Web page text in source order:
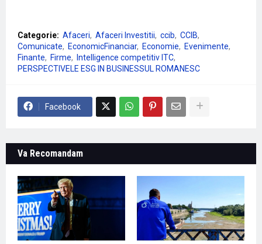
Categorie: Afaceri Afaceri Investitii ccib
CCIB
Comunicate
EconomicFinanciar Economie
Evenimente
Finante
Firme
Intelligence competitiv ITC
PERSPECTIVELE ESG IN BUSINESSUL ROMANESC
Facebook
Va Recomandam